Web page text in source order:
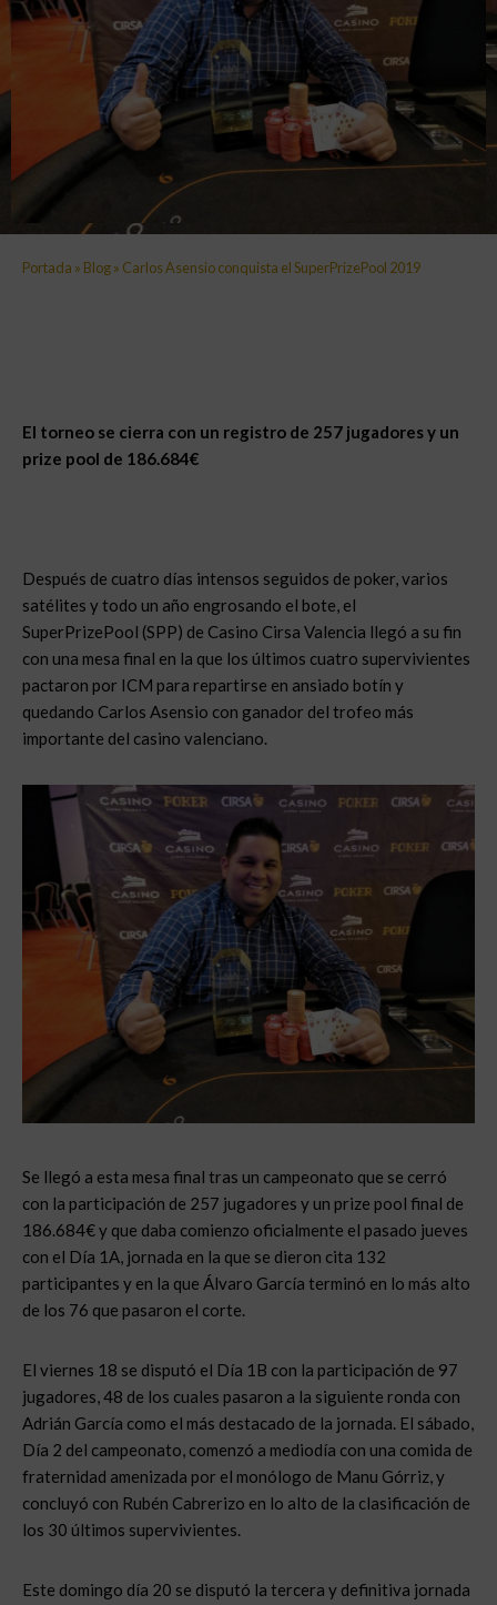
Portada » Blog» Carlos Asensio conquista el SuperPrizePool 2019
El torneo se cierra con un registro de 257 jugadores y un
prize pool de 186.684€
Después de cuatro días intensos seguidos de poker, varios
satélites y todo un año engrosando el bote, el
SuperPrizePool (SPP) de Casino Cirsa Valencia llegó a su fin
con una mesa final en la que los últimos cuatro supervivientes
pactaron por ICM para repartirse en ansiado botín y
quedando Carlos Asensio con ganador del trofeo más
importante del casino valenciano.
Se llegó a esta mesa final tras un campeonato que se cerró
con la participación de 257 jugadores y un prize pool final de
186.684€ y que daba comienzo oficialmente el pasado jueves
con el Día 1A, jornada en la que se dieron cita 132
participantes y en la que Álvaro García terminó en lo más alto
de los 76 que pasaron el corte.
El viernes 18 se disputó el Día 1B con la participación de 97
jugadores, 48 de los cuales pasaron a la siguiente ronda con
Adrián García como el más destacado de la jornada. El sábado,
Día 2 del campeonato, comenzó a mediodía con una comida de
fraternidad amenizada por el monólogo de Manu Górriz, y
concluyó con Rubén Cabrerizo en lo alto de la clasificación de
los 30 últimos supervivientes.
Este domingo día 20 se disputó la tercera y definitiva jornada